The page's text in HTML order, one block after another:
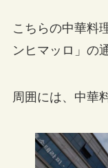
こちらの中華料
ンヒマッロ」の
周囲には、中華